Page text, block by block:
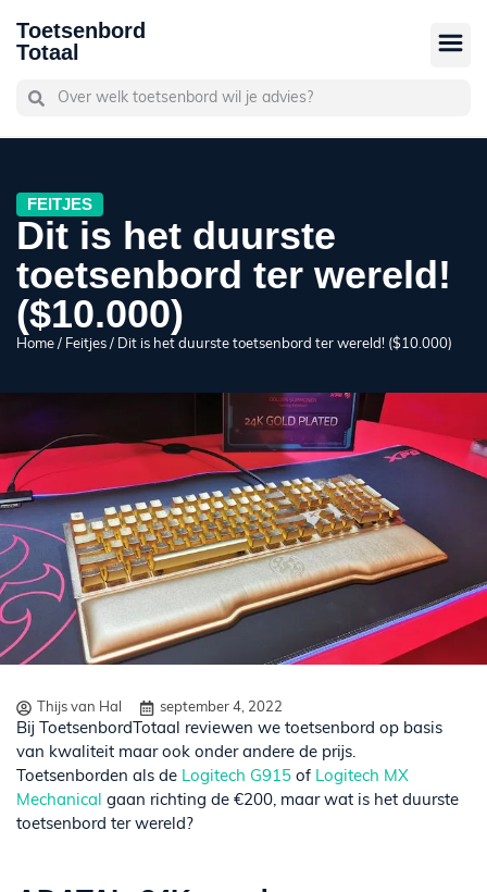
Toetsenbord
Totaal
FEITJES
Dit is het duurste
toetsenbord ter wereld!
($10.000)
Home / Feitjes / Dit is het duurste toetsenbord ter wereld! ($10.000)
Thijs van Hal september 4, 2022
Bij ToetsenbordTotaal reviewen we toetsenbord op basis
van kwaliteit maar ook onder andere de prijs.
Toetsenborden als de Logitech G915 of Logitech MX
Mechanical gaan richting de €200, maar wat is het duurste
toetsenbord ter wereld?